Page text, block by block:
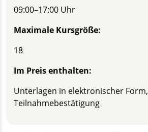
09:00–17:00 Uhr
Maximale Kursgröße:
18
Im Preis enthalten:
Unterlagen in elektronischer Form,
Teilnahmebestätigung